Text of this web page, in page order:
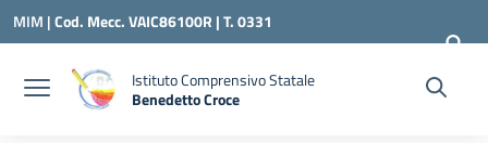
Vai ai contenuti
Vai al menu di navigazione
Vai al footer
MIM |Cod. Mecc. VAIC86100R | T. 0331
240260 | VAIC86100R@ISTRUZIONE.IT
Istituto Comprensivo Statale
Benedetto Croce